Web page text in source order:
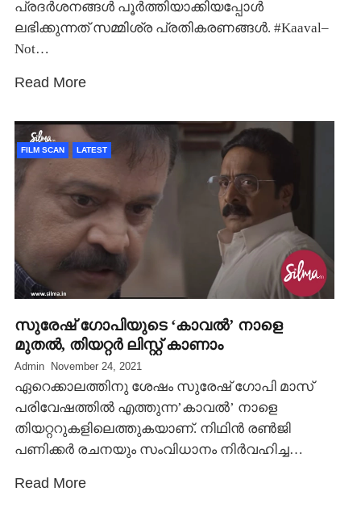
പ്രദര്‍ശനങ്ങള്‍ പൂര്‍ത്തിയാക്കിയപ്പോള്‍
ലഭിക്കുന്നത് സമ്മിശ്ര പ്രതികരണങ്ങള്‍. #Kaaval–
Not…
Read More
FILM SCAN LATEST
സുരേഷ് ഗോപിയുടെ ‘കാവല്‍’ നാളെ
മുതല്‍, തിയറ്റര്‍ ലിസ്റ്റ് കാണാം
Admin November 24, 2021
ഏറെക്കാലത്തിനു ശേഷം സുരേഷ് ഗോപി മാസ്
പരിവേഷത്തില്‍ എത്തുന്ന’കാവല്‍’ നാളെ
തിയറ്ററുകളിലെത്തുകയാണ്. നിഥിന്‍ രണ്‍ജി
പണിക്കര്‍ രചനയും സംവിധാനം നിര്‍വഹിച്ച…
Read More